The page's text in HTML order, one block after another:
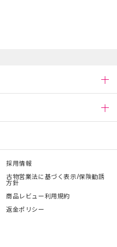
採用情報
古物営業法に基づく表示/保険勧誘
方針
商品レビュー利用規約
返金ポリシー